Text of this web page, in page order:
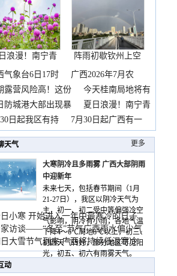
浪漫！南宁青
秀山
阵雨初歇钦州上空
邂逅
气象台6日17时
广西2026年7月农
露营风险高！这份
今天桂南局地将有
防城港大部出现暴
夏日浪漫！南宁青
日起我区有持 7月30日起广西有一
天气 更多
大寒阴冷且多雨雾 广西大部阴雨
中迎新年
未来七天，包括春节期间（1月
21-27日），我区以阴冷天气为
主，初一、初二受中等偏强冷空
气影响，阴冷有小雨，各地气温
下降4～6℃局地8℃以上，初三、
初四天气转好，部分地区可见阳
光，初五、初六有雨雾天气。
小寒 开始进入一年中最寒冷的日子
访谈——“冬至”节气广西雨水偏少气
大雪节气到来 广西将持续低温寒冷
动